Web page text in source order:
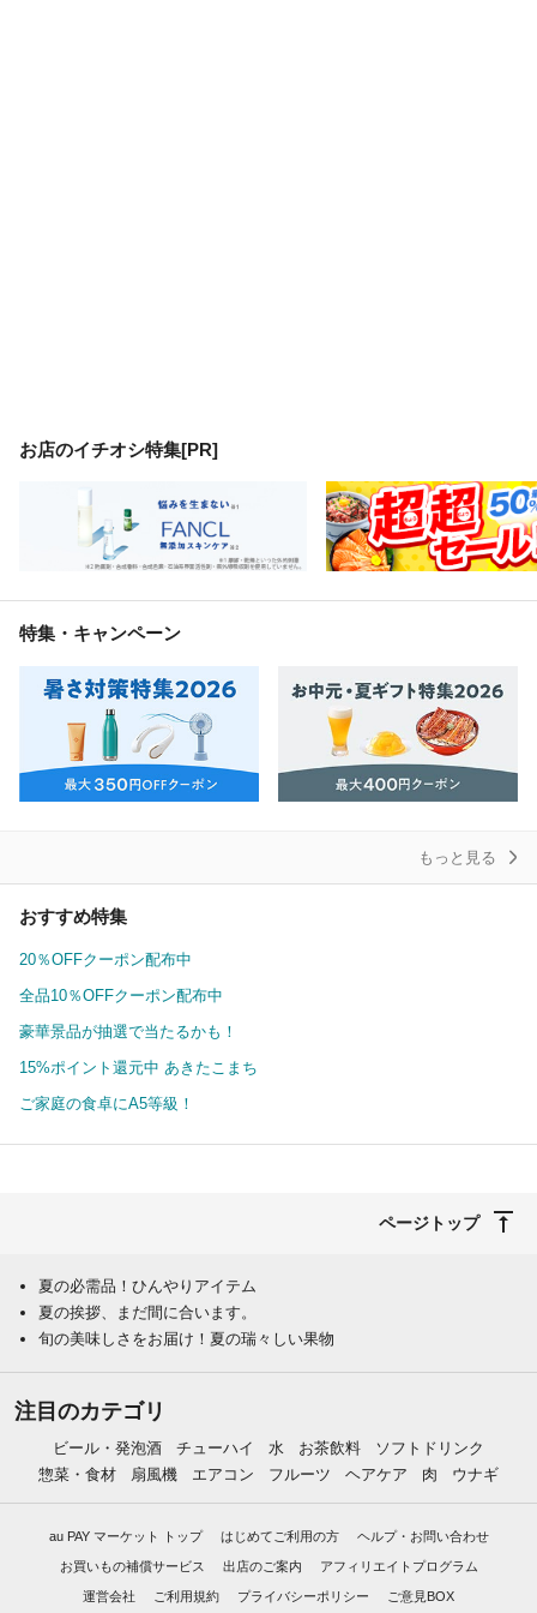
お店のイチオシ特集[PR]
特集・キャンペーン
もっと見る
おすすめ特集
20％OFFクーポン配布中
全品10％OFFクーポン配布中
豪華景品が抽選で当たるかも！
15%ポイント還元中 あきたこまち
ご家庭の食卓にA5等級！
ページトップ
夏の必需品！ひんやりアイテム
夏の挨拶、まだ間に合います。
旬の美味しさをお届け！夏の瑞々しい果物
注目のカテゴリ
ビール・発泡酒 チューハイ 水 お茶飲料
ソフトドリンク
惣菜・食材
扇風機 エアコン フルーツ ヘアケア 肉 ウナギ
au PAY マーケット トップ はじめてご利用の方 ヘルプ・お問い合わせ
お買いもの補償サービス 出店のご案内 アフィリエイトプログラム
運営会社 ご利用規約 プライバシーポリシー ご意見BOX